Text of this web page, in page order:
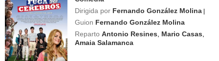
Dirigida por Fernando González Molina |
Guion Fernando González Molina
Reparto Antonio Resines Mario Casas
Amaia Salamanca